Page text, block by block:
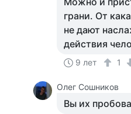
грани. От
не дают
действия
9 лет 1
Олег Сошников
Вы их